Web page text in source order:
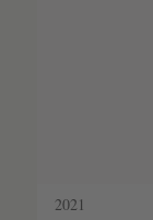
2021